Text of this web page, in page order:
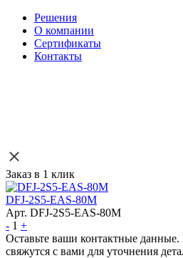
Решения
О компании
Сертификаты
Контакты
Заказ в 1 клик
DFJ-2S5-EAS-80M
Арт. DFJ-2S5-EAS-80M
- 1 +
Оставьте ваши контактные
свяжутся с вами для уточнения